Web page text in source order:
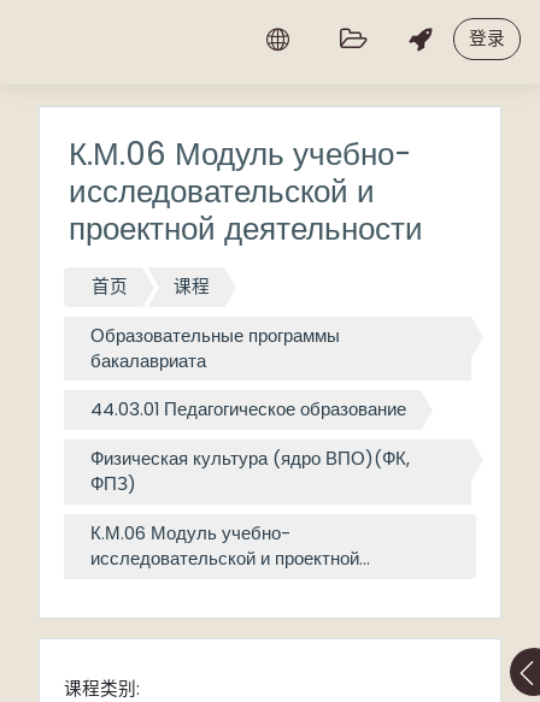
登录
К.М.06 Модуль учебно-
исследовательской и
проектной деятельности
首页 课程
Образовательные программы
бакалавриата
44.03.01 Педагогическое образование
Физическая культура (ядро ВПО)(ФК,
ФПЗ)
К.М.06 Модуль учебно-
исследовательской и проектной...
课程类别: